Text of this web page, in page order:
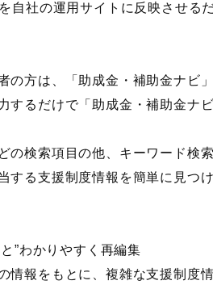
自社の運用サイトに反映させる
の方は、「助成金・補助金ナビ
するだけで「助成金・補助金ナ
の検索項目の他、キーワード検
する支援制度情報を簡単に見つ
”わかりやすく再編集
情報をもとに、複雑な支援制度